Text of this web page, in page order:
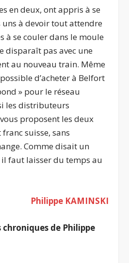
en deux, ont appris à se
uns à devoir tout attendre
à se couler dans le moule
disparaît pas avec une
au nouveau train. Même
d’acheter à Belfort
» pour le réseau
les distributeurs
proposent les deux
suisse, sans
Comme disait un
faut laisser du temps au
Philippe KAMINSKI
chroniques de Philippe